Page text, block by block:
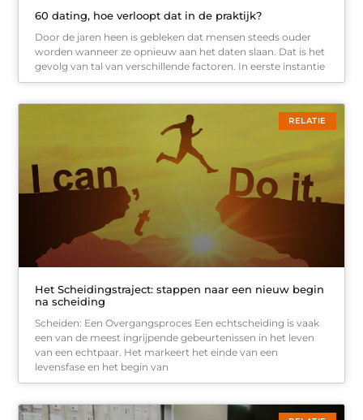
60 dating, hoe verloopt dat in de praktijk?
Door de jaren heen is gebleken dat mensen steeds ouder
worden wanneer ze opnieuw aan het daten slaan. Dat is het
gevolg van tal van verschillende factoren. In eerste instantie
RELATIE
Het Scheidingstraject: stappen naar een nieuw begin
na scheiding
Scheiden: Een Overgangsproces Een echtscheiding is vaak
een van de meest ingrijpende gebeurtenissen in het leven
van een echtpaar. Het markeert het einde van een
levensfase en het begin van